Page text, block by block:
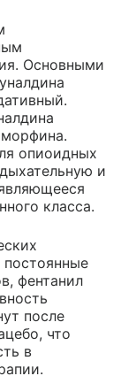
Основными
опиоидных
и
класса.
фентанил
после
что
в